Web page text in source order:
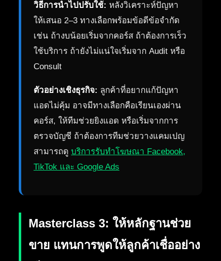
วิธีการนำไปปรับใช้: หลังวิเคราะห์ปัญหา
ให้เสนอ 2–3 ทางเลือกพร้อมข้อดีข้อจำกัด
เช่น ถ้างบน้อยเริ่มจากคอร์ส ถ้าต้องการเร็ว
ใช้บริการ ถ้ายังไม่แน่ใจเริ่มจาก Audit หรือ
Consult
ตัวอย่างเชิงธุรกิจ: ลูกค้าที่อยากแก้ปัญหา
แอดไม่คุ้ม อาจมีทางเลือกคือเรียนเองผ่าน
คอร์ส, ให้ทีมช่วยยิงแอด หรือเริ่มจากการ
ตรวจบัญชี ถ้าต้องการทีมช่วยวางแคมเปญ
สามารถดู บริการรับทำโฆษณา Facebook,
TikTok และ Google Ads
Masterclass 3: ให้หลักฐานช่วย
ขาย แทนการพูดให้ลูกค้าเชื่ออย่าง